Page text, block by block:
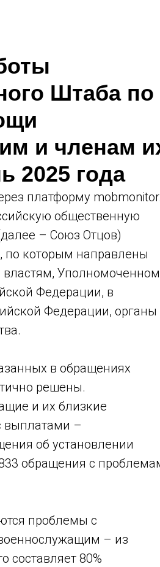
Штаба по
и членам
2025 года
платформу
общественную
– Союз Отцов)
по которым направлены
Федерации, в
Федерации, органы
в обращениях
решены.
и их близкие
выплатами –
об установлении
обращения с
проблемы с
– из
составляет 80%